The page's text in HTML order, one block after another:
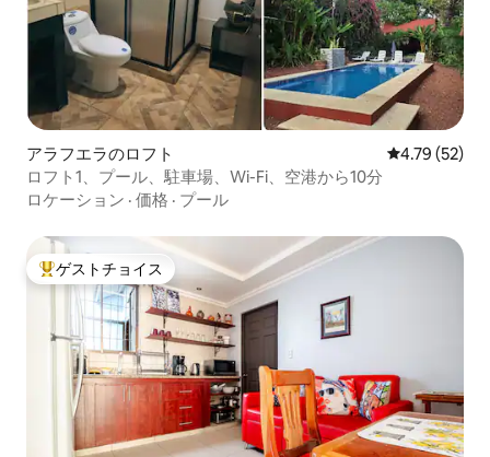
アラフエラのロフト レビュー52
4.79 (52)
ロフト1、プール、駐車場、Wi-Fi、空港から10分
ロケーション · 価格 · プール
大好評のゲストチョイスです。
ゲストチョイス